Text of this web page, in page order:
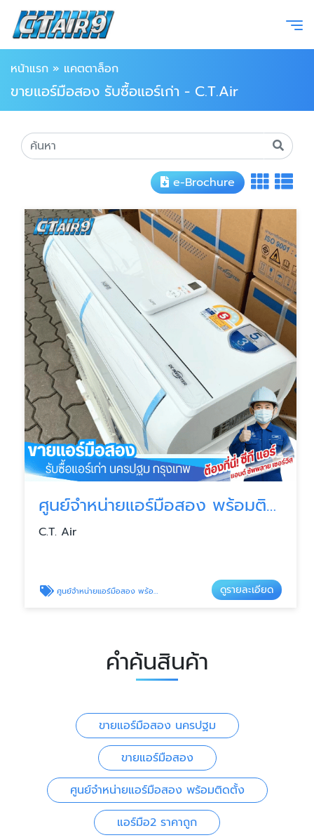
หน้าแรก » แคตตาล็อก
ขายแอร์มือสอง รับซื้อแอร์เก่า - C.T.Air
e-Brochure
ศูนย์จำหน่ายแอร์มือสอง พร้อมติดตั้ง
C.T. Air
ศูนย์จำหน่ายแอร์มือสอง พร้อมติดตั้ง ดูรายละเอียด
คำค้นสินค้า
ขายแอร์มือสอง นครปฐม
ขายแอร์มือสอง
ศูนย์จำหน่ายแอร์มือสอง พร้อมติดตั้ง
แอร์มือ2 ราคาถูก